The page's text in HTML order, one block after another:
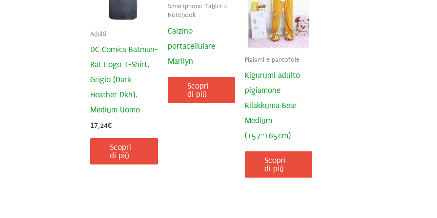
Adulti
DC Comics Batman-
Bat Logo T-Shirt,
Grigio (Dark
Heather Dkh),
Medium Uomo
17,24€
Scopri
di più
Smartphone Tablet e
Notebook
Calzino
portacellulare
Marilyn
Scopri
di più
Pigiami e pantofole
Kigurumi adulto
pigiamone
Rilakkuma Bear
Medium
(157~165cm)
Scopri
di più